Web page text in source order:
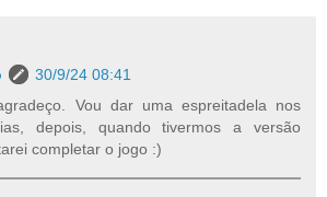
30/9/24 08:41
Vou dar uma espreitadela nos
depois, quando tivermos a versão
completar o jogo :)